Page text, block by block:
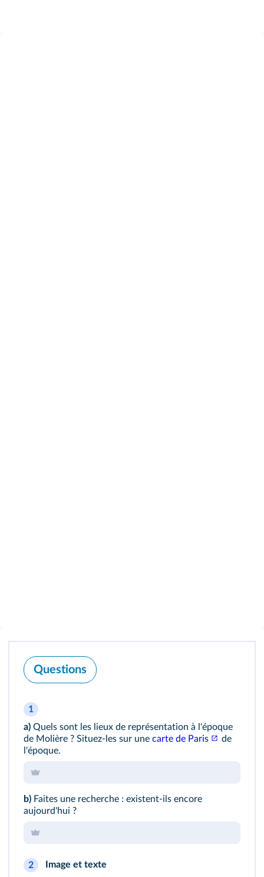
Questions
1
a) Quels sont les lieux de représentation à l'époque
de Molière ? Situez-les sur une carte de Paris
de
l'époque.
b) Faites une recherche : existent-ils encore
aujourd'hui ?
2 Image et texte